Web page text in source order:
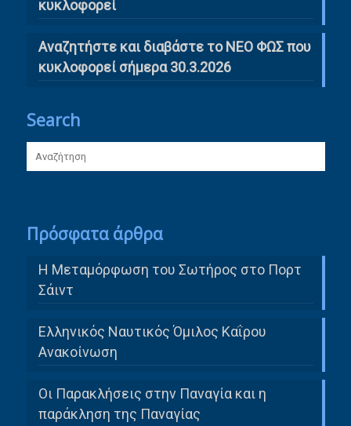
κυκλοφορεί
Αναζητήστε και διαβάστε το ΝΕΟ ΦΩΣ που
κυκλοφορεί σήμερα 30.3.2026
Search
Πρόσφατα άρθρα
Η Μεταμόρφωση του Σωτήρος στο Πορτ
Σάιντ
Ελληνικός Ναυτικός Όμιλος Καΐρου
Ανακοίνωση
Οι Παρακλήσεις στην Παναγία και η
παράκληση της Παναγίας